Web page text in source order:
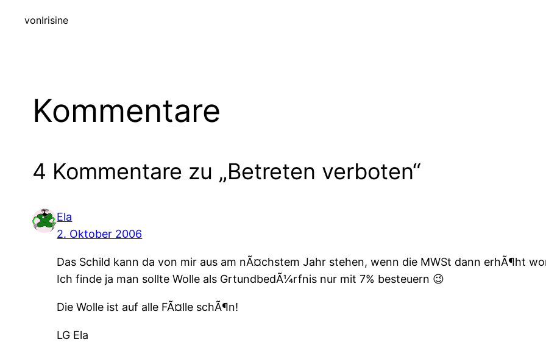
vonIrisine
Kommentare
4 Kommentare zu „Betreten verboten“
Ela
2. Oktober 2006
Das Schild kann da von mir aus am nÃ¤chstem Jahr stehen, wenn die MWSt dann erhÃ¶ht
Ich finde ja man sollte Wolle als GrtundbedÃ¼rfnis nur mit 7% besteuern 😉
Die Wolle ist auf alle FÃ¤lle schÃ¶n!
LG Ela